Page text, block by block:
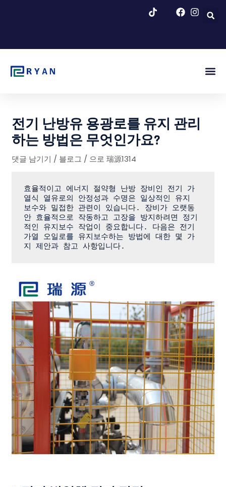
건
전기 난방유 용광로를 유지 관리
하는 방법은 무엇인가요?
댓글 남기기 / 블로그 / 으로瑞源1314
효율적이고 에너지 절약형 난방 장비인 전기 가
열식 열유로의 안정성과 수명은 일상적인 유지
보수와 밀접한 관련이 있습니다. 장비가 오랫동
안 효율적으로 작동하고 고장을 방지하려면 정기
적인 유지보수 작업이 중요합니다. 다음은 전기
가열 오일로를 유지보수하는 방법에 대한 몇 가
지 제안과 참고 사항입니다.